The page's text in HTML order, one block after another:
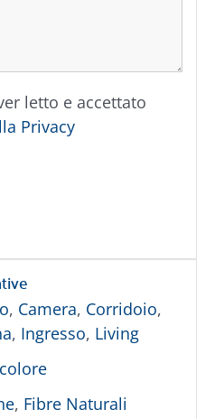
letto e accettato
Privacy
, Camera, Corridoio,
, Ingresso, Living
, Fibre Naturali